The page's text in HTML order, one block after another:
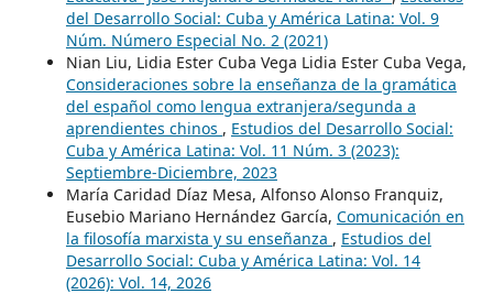
del Desarrollo Social: Cuba y América Latina: Vol. 9
Núm. Número Especial No. 2 (2021)
Nian Liu, Lidia Ester Cuba Vega Lidia Ester Cuba Vega,
Consideraciones sobre la enseñanza de la gramática
del español como lengua extranjera/segunda a
aprendientes chinos , Estudios del Desarrollo Social:
Cuba y América Latina: Vol. 11 Núm. 3 (2023):
Septiembre-Diciembre, 2023
María Caridad Díaz Mesa, Alfonso Alonso Franquiz,
Eusebio Mariano Hernández García, Comunicación en
la filosofía marxista y su enseñanza , Estudios del
Desarrollo Social: Cuba y América Latina: Vol. 14
(2026): Vol. 14, 2026